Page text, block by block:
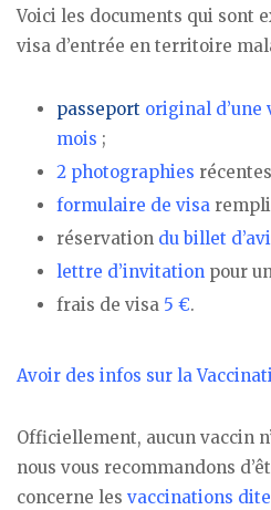
Voici les documents qui sont
visa d’entrée en territoire
passeport original d’une
mois ;
2 photographies
formulaire de visa
réservation du billet
lettre d’invitation pour
frais de visa 5 €.
Avoir des infos sur la
Officiellement, aucun vaccin
nous vous recommandons
concerne les vaccinations